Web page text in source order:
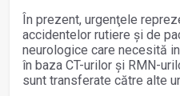
În prezent, urgenţele
accidentelor rutiere şi de
neurologice care necesită
în baza CT-urilor şi RMN-
sunt transferate către alte